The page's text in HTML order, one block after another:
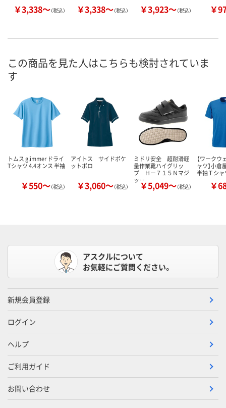
￥3,338～（税込） ￥3,338～（税込） ￥3,923～（税込） ￥
この商品を見た人はこちらも検討されていま
す
トムス glimmer ドライ
Tシャツ 4.4オンス 半袖
￥550～（税込）
アイトス サイドポケ
ットポロ
￥3,060～（税込）
ミドリ安全 超耐滑軽
量作業靴ハイグリッ
プ Ｈー７１５Ｎマジ
ッ…￥5,049～（税込）
【ワークウ
ャツ】小倉
半袖Ｔシ
￥
アスクルについて
お気軽にご質問ください。
新規会員登録
ログイン
ヘルプ
ご利用ガイド
お問い合わせ